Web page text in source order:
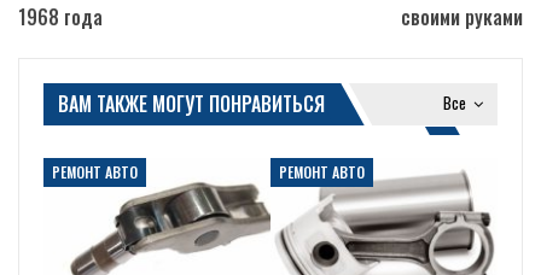
1968 года
своими руками
Все
ВАМ ТАКЖЕ МОГУТ ПОНРАВИТЬСЯ
РЕМОНТ АВТО РЕМОНТ АВТО